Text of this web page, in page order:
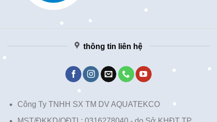
thông tin liên hệ
Công Ty TNHH SX TM DV AQUATEKCO